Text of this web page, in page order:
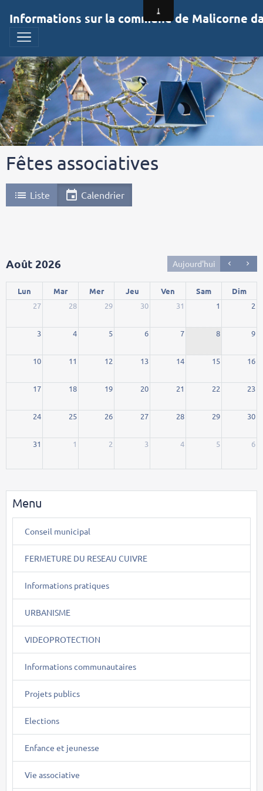
Informations sur la commune de Malicorne
Fêtes associatives
Liste Calendrier
Août 2026 Aujourd'hui
Lun Mar Mer Jeu Ven Sam
Dim
27
28 29 30 31 1 2
3 4 5 6 7 8 9
10 11 12 13 14 15 16
17 18 19 20 21 22 23
24 25 26 27 28 29 30
31 1 2 3 4 5 6
Menu
Conseil municipal
FERMETURE DU RESEAU CUIVRE
Informations pratiques
URBANISME
VIDEOPROTECTION
Informations communautaires
Projets publics
Elections
Enfance et jeunesse
Vie associative